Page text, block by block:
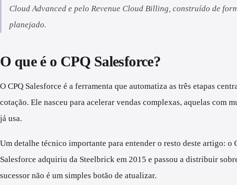
Cloud Advanced e pelo Revenue Cloud Billing, construído de
planejado.
O que é o CPQ Salesforce?
O CPQ Salesforce é a ferramenta que automatiza as três etapas
cotação. Ele nasceu para acelerar vendas complexas, aquelas com
já usa.
Um detalhe técnico importante para entender o resto deste artigo: o
Salesforce adquiriu da Steelbrick em 2015 e passou a distribuir
sucessor não é um simples botão de atualizar.